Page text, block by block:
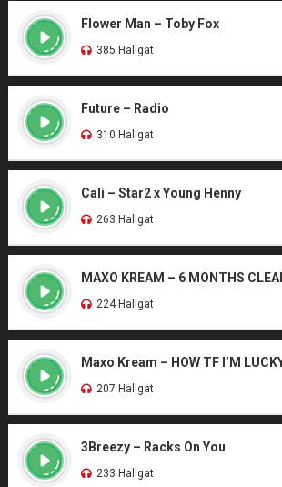
Flower Man – Toby Fox
385 Hallgat
Future – Radio
310 Hallgat
Cali – Star2 x Young Henny
263 Hallgat
MAXO KREAM – 6 MONTHS
224 Hallgat
Maxo Kream – HOW TF I’M
207 Hallgat
3Breezy – Racks On You
233 Hallgat